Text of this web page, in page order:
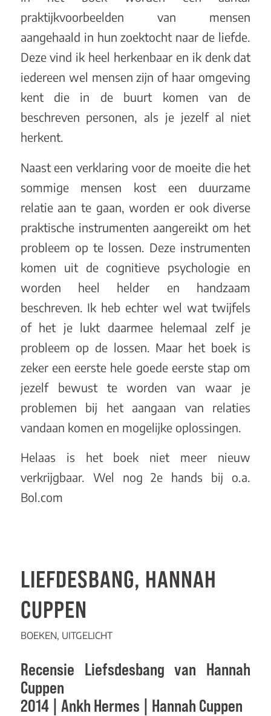
praktijkvoorbeelden van mensen
aangehaald in hun zoektocht naar de liefde.
Deze vind ik heel herkenbaar en ik denk dat
iedereen wel mensen zijn of haar omgeving
kent die in de buurt komen van de
beschreven personen, als je jezelf al niet
herkent.
Naast een verklaring voor de moeite die het
sommige mensen kost een duurzame
relatie aan te gaan, worden er ook diverse
praktische instrumenten aangereikt om het
probleem op te lossen. Deze instrumenten
komen uit de cognitieve psychologie en
worden heel helder en handzaam
beschreven. Ik heb echter wel wat twijfels
of het je lukt daarmee helemaal zelf je
probleem op de lossen. Maar het boek is
zeker een eerste hele goede eerste stap om
jezelf bewust te worden van waar je
problemen bij het aangaan van relaties
vandaan komen en mogelijke oplossingen.
Helaas is het boek niet meer nieuw
verkrijgbaar. Wel nog 2e hands bij o.a.
Bol.com
LIEFDESBANG, HANNAH
CUPPEN
BOEKEN, UITGELICHT
Recensie Liefsdesbang van Hannah
Cuppen
2014 | Ankh Hermes | Hannah Cuppen